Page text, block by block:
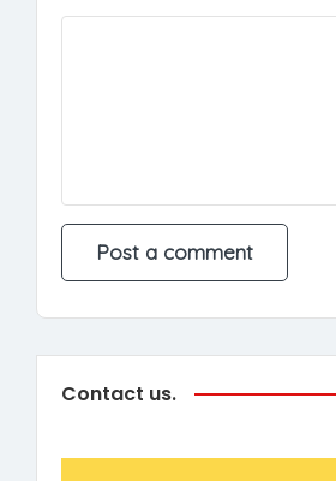
Contact us.